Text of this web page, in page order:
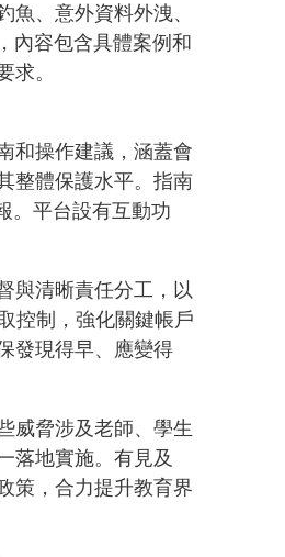
、意外資料外洩、
內容包含具體案例和
求。
和操作建議，涵蓋會
整體保護水平。指南
。平台設有互動功
與清晰責任分工，以
控制，強化關鍵帳戶
發現得早、應變得
威脅涉及老師、學生
落地實施。有見及
策，合力提升教育界